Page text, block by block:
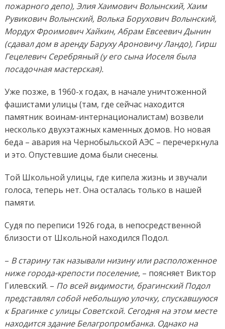
пожарного депо), Элия Хаимович Волынский, Хаим
Рувикович Волынский, Волька Борухович Волынский,
Мордух Фроимович Хайкин, Абрам Евсеевич Дынин
(сдавал дом в аренду Баруху Ароновичу Ландо), Гирш
Гецелевич Серебряный (у его сына Иоселя была
посадочная мастерская).
Уже позже, в 1960-х годах, в начале уничтоженной
фашистами улицы (там, где сейчас находится
памятник воинам-интернационалистам) возвели
несколько двухэтажных каменных домов. Но новая
беда – авария на Чернобыльской АЭС – перечеркнула
и это. Опустевшие дома были снесены.
Той Школьной улицы, где кипела жизнь и звучали
голоса, теперь нет. Она осталась только в нашей
памяти.
Судя по переписи 1926 года, в непосредственной
близости от Школьной находился Подол.
– В старину так называли низину или расположенное
ниже города-крепости поселение, – поясняет Виктор
Гилевский. – По всей видимости, брагинский Подол
представлял собой небольшую улочку, спускавшуюся
к Брагинке с улицы Советской. Сегодня на этом месте
находится здание Белагропромбанка. Однако на